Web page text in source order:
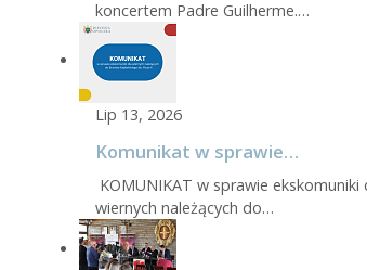
koncertem Padre Guilherme.…
Lip 13, 2026
Komunikat w sprawie…
KOMUNIKAT w sprawie ekskomuniki
wiernych należących do…